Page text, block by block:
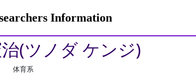
Information
(ツノダ ケンジ)
体育系